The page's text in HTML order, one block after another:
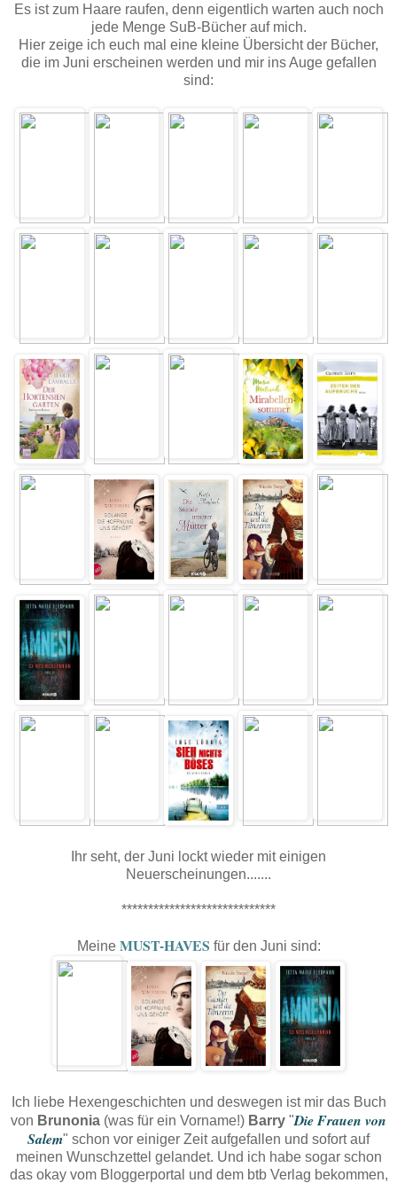
Es ist zum Haare raufen, denn eigentlich warten auch noch
jede Menge SuB-Bücher auf mich.
Hier zeige ich euch mal eine kleine Übersicht der Bücher,
die im Juni erscheinen werden und mir ins Auge gefallen
sind:
Ihr seht, der Juni lockt wieder mit einigen
Neuerscheinungen.......
*****************************
Meine MUST-HAVES für den Juni sind:
Ich liebe Hexengeschichten und deswegen ist mir das Buch
von Brunonia (was für ein Vorname!) Barry "Die Frauen von
Salem" schon vor einiger Zeit aufgefallen und sofort auf
meinen Wunschzettel gelandet. Und ich habe sogar schon
das okay vom Bloggerportal und dem btb Verlag bekommen,